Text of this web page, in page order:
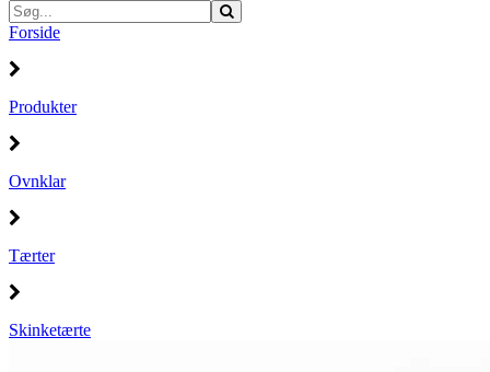
Forside
Produkter
Ovnklar
Tærter
Skinketærte